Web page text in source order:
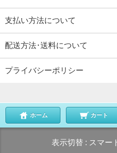
支払い方法について
配送方法･送料について
プライバシーポリシー
ホーム カート
表示切替 : スマー